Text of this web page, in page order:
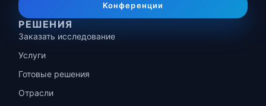
Конференции
РЕШЕНИЯ
Заказать исследование
Услуги
Готовые решения
Отрасли